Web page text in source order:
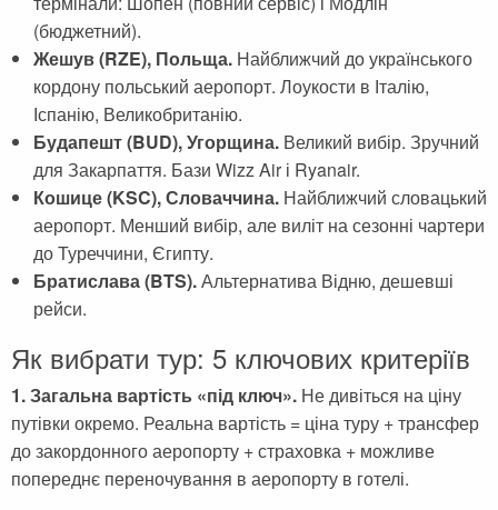
(бюджетний).
Жешув (RZE), Польща. Найближчий до українського
кордону польський аеропорт. Лоукости в Італію,
Іспанію, Великобританію.
Будапешт (BUD), Угорщина. Великий вибір. Зручний
для Закарпаття. Бази Wizz Air і Ryanair.
Кошице (KSC), Словаччина. Найближчий словацький
аеропорт. Менший вибір, але виліт на сезонні чартери
до Туреччини, Єгипту.
Братислава (BTS).Альтернатива Відню, дешевші
рейси.
Як вибрати тур: 5 ключових критеріїв
1. Загальна вартість «під ключ». Не дивіться на ціну
путівки окремо. Реальна вартість = ціна туру + трансфер
до закордонного аеропорту + страховка + можливе
попереднє переночування в аеропорту в готелі.